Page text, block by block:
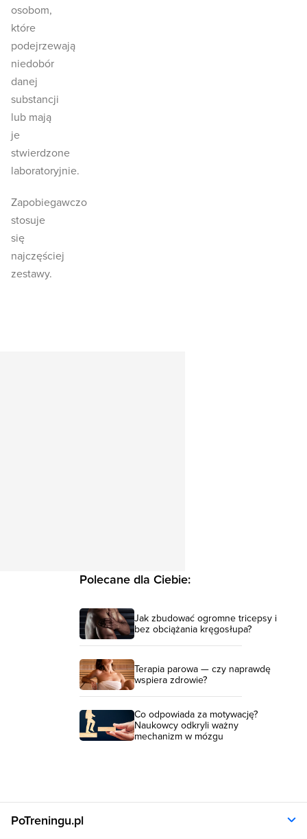
osobom,
które
podejrzewają
niedobór
danej
substancji
lub mają
je
stwierdzone
laboratoryjnie.
Zapobiegawczo
stosuje
się
najczęściej
zestawy.
Polecane dla Ciebie:
Jak zbudować ogromne tricepsy i
bez obciążania kręgosłupa?
Terapia parowa — czy naprawdę
wspiera zdrowie?
Co odpowiada za motywację?
Naukowcy odkryli ważny
mechanizm w mózgu
PoTreningu.pl